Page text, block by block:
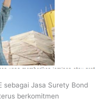
sebagai Jasa Surety Bond
berkomitmen